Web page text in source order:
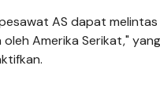
AS dapat
Amerika Serikat,"